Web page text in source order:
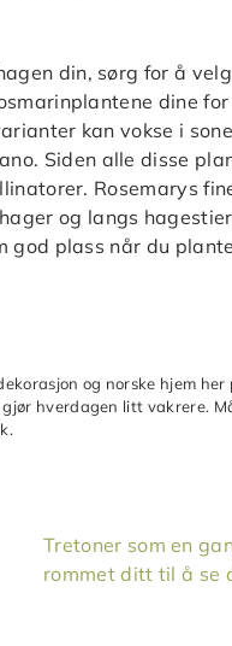
din, sørg for å
dine
kan vokse i
Siden alle disse
Rosemarys
og langs
god plass når du
og norske hjem
hverdagen litt vakrere.
Tretoner som en
rommet ditt til å se